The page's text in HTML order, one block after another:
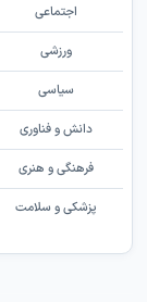
اجتماعی
ورزشی
سیاسی
دانش و فناوری
فرهنگی و هنری
پزشکی و سلامت